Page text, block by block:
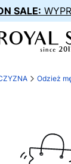
SALE:
Odzież